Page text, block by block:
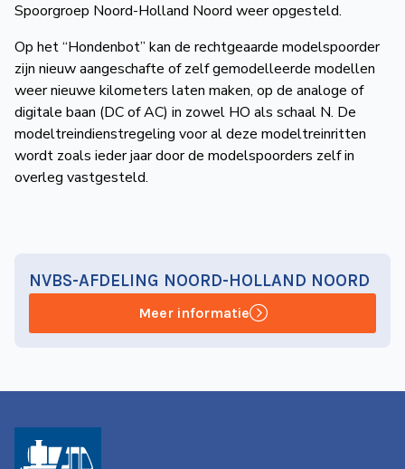
Spoorgroep Noord-Holland Noord weer opgesteld.
Op het “Hondenbot” kan de recht­geaarde modelspoorder
zijn nieuw aangeschafte of zelf gemodelleerde modellen
weer nieuwe kilometers laten maken, op de analoge of
digitale baan (DC of AC) in zowel HO als schaal N. De
modeltrein­dienstregeling voor al deze modeltreinritten
wordt zoals ieder jaar door de modelspoorders zelf in
overleg vastgesteld.
NVBS-AFDELING NOORD-HOLLAND NOORD
Meer informatie